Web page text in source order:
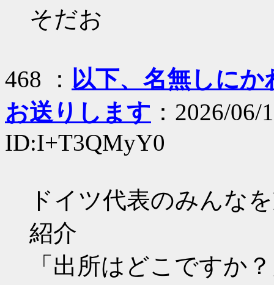
そだお
468 ： 以下、名無しに
お送りします ：2026/
ID:I+T3QMyY0
ドイツ代表のみんな
紹介
「出所はどこですか